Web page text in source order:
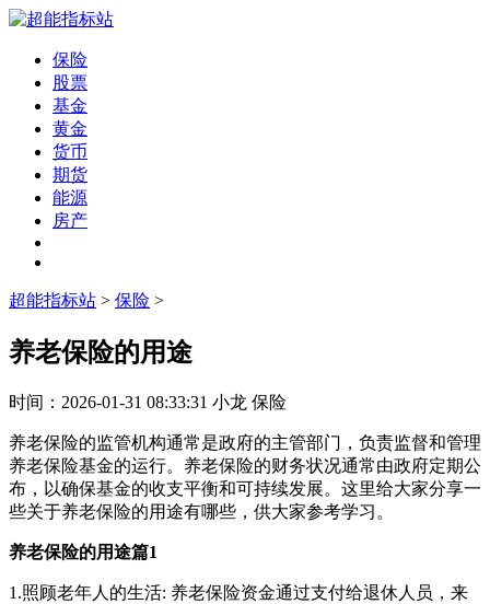
保险
股票
基金
黄金
货币
期货
能源
房产
超能指标站 > 保险 >
养老保险的用途
时间： 2026-01-31 08:33:31 小龙 保险
养老保险的监管机构通常是政府的主管部门，负责监督和管理
养老保险基金的运行。养老保险的财务状况通常由政府定期公
布，以确保基金的收支平衡和可持续发展。这里给大家分享一
些关于养老保险的用途有哪些，供大家参考学习。
养老保险的用途篇1
1.照顾老年人的生活: 养老保险资金通过支付给退休人员，来